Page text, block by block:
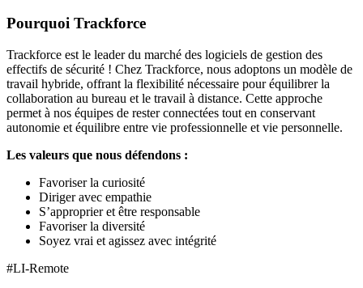
Pourquoi Trackforce
Trackforce est le leader du marché des logiciels de gestion des
effectifs de sécurité ! Chez Trackforce, nous adoptons un modèle de
travail hybride, offrant la flexibilité nécessaire pour équilibrer la
collaboration au bureau et le travail à distance. Cette approche
permet à nos équipes de rester connectées tout en conservant
autonomie et équilibre entre vie professionnelle et vie personnelle.
Les valeurs que nous défendons :
Favoriser la curiosité
Diriger avec empathie
S’approprier et être responsable
Favoriser la diversité
Soyez vrai et agissez avec intégrité
#LI-Remote